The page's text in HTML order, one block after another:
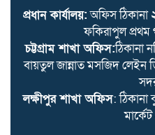
প্রধান কার্যালয়:অফিস ঠিকানা
ফকিরাপুল প্রথম
চট্টগ্রাম শাখা অফিস:ঠিকানা
বায়তুল জান্নাত মসজিদ লেইন
লক্ষীপুর শাখা অফিস: ঠিকানা